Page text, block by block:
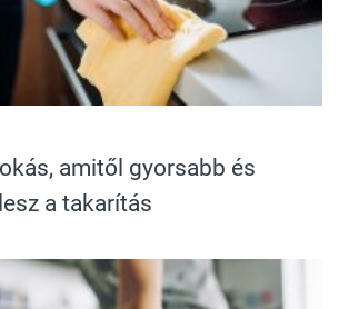
amitől gyorsabb és
a takarítás